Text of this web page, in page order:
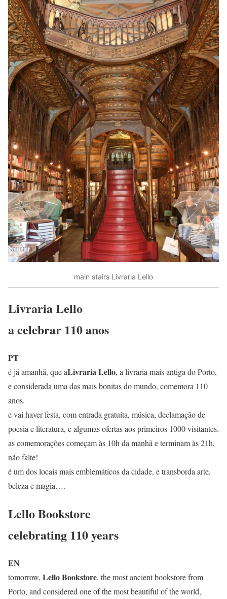
main stairs Livraria Lello
Livraria Lello
a celebrar 110 anos
PT
é já amanhã, que aLivraria Lello, a livraria mais antiga do Porto,
e considerada uma das mais bonitas do mundo, comemora 110
anos.
e vai haver festa, com entrada gratuita, música, declamação de
poesia e literatura, e algumas ofertas aos primeiros 1000 visitantes.
as comemorações começam às 10h da manhã e terminam às 21h,
não falte!
é um dos locais mais emblemáticos da cidade, e transborda arte,
beleza e magia….
Lello Bookstore
celebrating 110 years
EN
tomorrow, Lello Bookstore, the most ancient bookstore from
Porto, and considered one of the most beautiful of the world,